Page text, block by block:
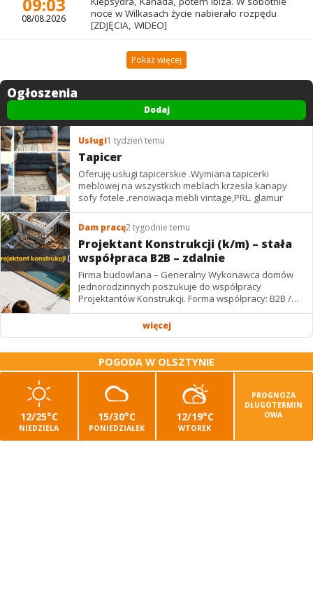
08/08.2026
noce w Wilkasach życie nabierało rozpędu
[ZDJĘCIA, WIDEO]
Pokaż więcej
Ogłoszenia
Dodaj
Usługi1 tydzień temu
Tapicer
Oferuję usługi tapicerskie .Wymiana tapicerki
meblowej na wszystkich meblach krzesła kanapy
sofy fotele .renowacja mebli vintage,PRL. glamur
Dam pracę2 tygodnie temu
Projektant Konstrukcji (k/m) – stała
współpraca B2B – zdalnie
Firma budowlana – Generalny Wykonawca domów
jednorodzinnych poszukuje do współpracy
Projektantów Konstrukcji. Forma współpracy: B2B /
podwykonawstwo – zdalnie. Wynagrodzenie: ✔
więcej
POGODA W OLSZTYNIE
12/25°C
NIEDZIELA
15/30°C
PONIEDZIAŁEK
12/19°C
WTOREK
PROGNOZA
DŁUGOTERMIN
OWA